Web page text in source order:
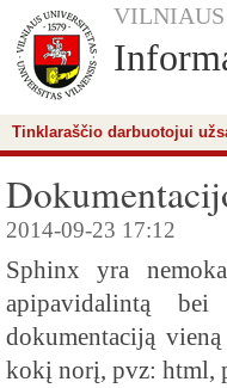
VILNIAUS
Tinklaraščio darbuotojui
2014-09-23 17:12
Sphinx yra
apipavidalintą
dokumentaciją
kokį norį, pvz: html,